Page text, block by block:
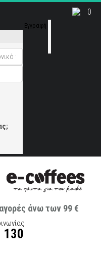
Εγγραφή
άνω των 99 €
130
0